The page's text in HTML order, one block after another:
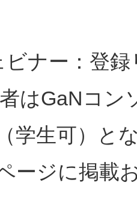
ビナー：登
はGaNコン
学生可）と
ージに掲載